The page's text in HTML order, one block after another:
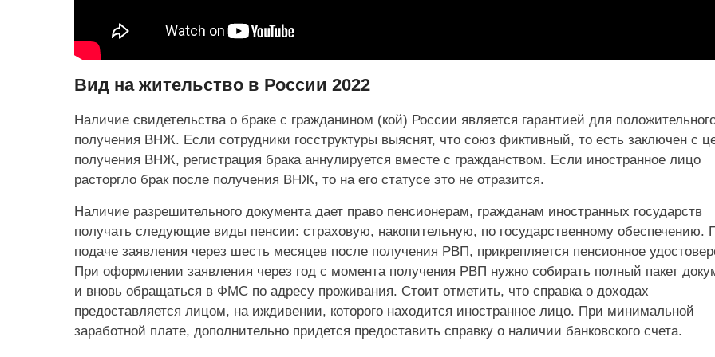
Вид на жительство в России 2022
Наличие свидетельства о браке с гражданином (кой) России является гарантией для
получения ВНЖ. Если сотрудники госструктуры выяснят, что союз фиктивный, то есть заключен с
получения ВНЖ, регистрация брака аннулируется вместе с гражданством. Если иностранное лицо
расторгло брак после получения ВНЖ, то на его статусе это не отразится.
Наличие разрешительного документа дает право пенсионерам, гражданам иностранных государств
получать следующие виды пенсии: страховую, накопительную, по государственному обеспечению.
подаче заявления через шесть месяцев после получения РВП, прикрепляется пенсионное
При оформлении заявления через год с момента получения РВП нужно собирать полный пакет
и вновь обращаться в ФМС по адресу проживания. Стоит отметить, что справка о доходах
предоставляется лицом, на иждивении, которого находится иностранное лицо. При минимальной
заработной плате, дополнительно придется предоставить справку о наличии банковского счета.